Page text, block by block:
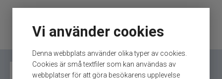
Vi använder cookies
Denna webbplats använder olika typer av cookies.
Cookies är små textfiler som kan användas av
webbplatser för att göra besökarens upplevelse
Olive – skydd och komfort vid vattnet
Vision Bamboo Bug & UV Hoodie Pale Olive är
utvecklad för flugfiskare som fiskar under soliga
dagar eller i områden där insekter kan vara ett
Märke
Vision
Tillverkare
Vision - 6.Kläder
Fiskejackor Simms fleece Simms jackor